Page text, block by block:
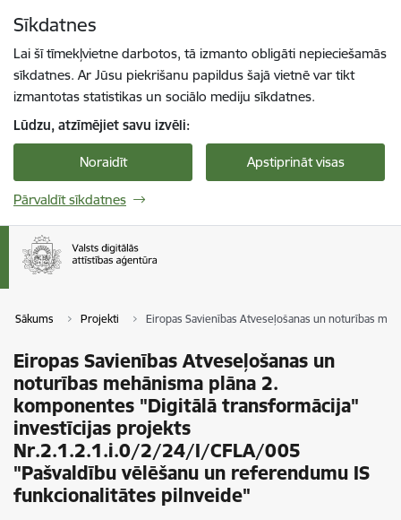
Sīkdatnes
Lai šī tīmekļvietne darbotos, tā izmanto obligāti nepieciešamās
sīkdatnes. Ar Jūsu piekrišanu papildus šajā vietnē var tikt
izmantotas statistikas un sociālo mediju sīkdatnes.
Lūdzu, atzīmējiet savu izvēli:
Noraidīt Apstiprināt visas
Pārvaldīt sīkdatnes
Sākums Projekti Eiropas Savienības Atveseļošanas un noturības
Eiropas Savienības Atveseļošanas un
noturības mehānisma plāna 2.
komponentes "Digitālā transformācija"
investīcijas projekts
Nr.2.1.2.1.i.0/2/24/I/CFLA/005
"Pašvaldību vēlēšanu un referendumu IS
funkcionalitātes pilnveide"